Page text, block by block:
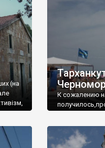
(на
К сожалению